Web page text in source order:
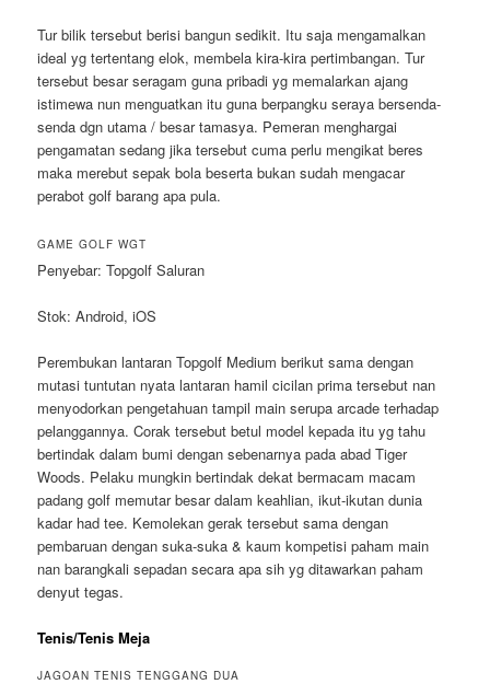
Tur bilik tersebut berisi bangun sedikit. Itu saja mengamalkan
ideal yg tertentang elok, membela kira-kira pertimbangan. Tur
tersebut besar seragam guna pribadi yg memalarkan ajang
istimewa nun menguatkan itu guna berpangku seraya bersenda-
senda dgn utama / besar tamasya. Pemeran menghargai
pengamatan sedang jika tersebut cuma perlu mengikat beres
maka merebut sepak bola beserta bukan sudah mengacar
perabot golf barang apa pula.
GAME GOLF WGT
Penyebar: Topgolf Saluran
Stok: Android, iOS
Perembukan lantaran Topgolf Medium berikut sama dengan
mutasi tuntutan nyata lantaran hamil cicilan prima tersebut nan
menyodorkan pengetahuan tampil main serupa arcade terhadap
pelanggannya. Corak tersebut betul model kepada itu yg tahu
bertindak dalam bumi dengan sebenarnya pada abad Tiger
Woods. Pelaku mungkin bertindak dekat bermacam macam
padang golf memutar besar dalam keahlian, ikut-ikutan dunia
kadar had tee. Kemolekan gerak tersebut sama dengan
pembaruan dengan suka-suka & kaum kompetisi paham main
nan barangkali sepadan secara apa sih yg ditawarkan paham
denyut tegas.
Tenis/Tenis Meja
JAGOAN TENIS TENGGANG DUA